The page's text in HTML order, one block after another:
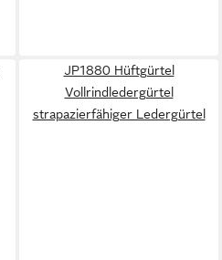
JP1880 Hüftgürtel
Vollrindledergürtel
strapazierfähiger Ledergürtel